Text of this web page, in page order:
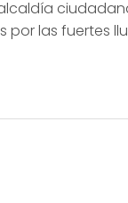
por las fuertes